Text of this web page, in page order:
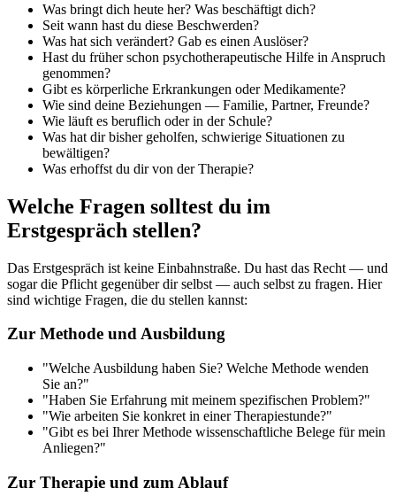
Was bringt dich heute her? Was beschäftigt dich?
Seit wann hast du diese Beschwerden?
Was hat sich verändert? Gab es einen Auslöser?
Hast du früher schon psychotherapeutische Hilfe in Anspruch
genommen?
Gibt es körperliche Erkrankungen oder Medikamente?
Wie sind deine Beziehungen — Familie, Partner, Freunde?
Wie läuft es beruflich oder in der Schule?
Was hat dir bisher geholfen, schwierige Situationen zu
bewältigen?
Was erhoffst du dir von der Therapie?
Welche Fragen solltest du im
Erstgespräch stellen?
Das Erstgespräch ist keine Einbahnstraße. Du hast das Recht — und
sogar die Pflicht gegenüber dir selbst — auch selbst zu fragen. Hier
sind wichtige Fragen, die du stellen kannst:
Zur Methode und Ausbildung
"Welche Ausbildung haben Sie? Welche Methode wenden
Sie an?"
"Haben Sie Erfahrung mit meinem spezifischen Problem?"
"Wie arbeiten Sie konkret in einer Therapiestunde?"
"Gibt es bei Ihrer Methode wissenschaftliche Belege für mein
Anliegen?"
Zur Therapie und zum Ablauf